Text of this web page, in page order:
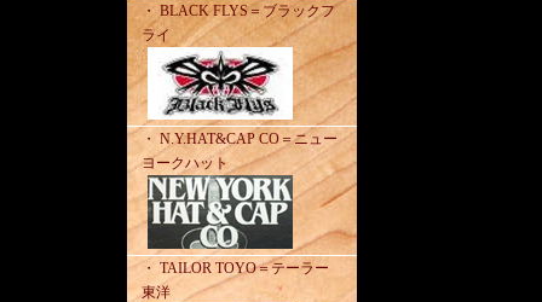
・ BLACK FLYS＝ブラックフ
ライ
・ N.Y.HAT&CAP CO＝ニュー
ヨークハット
・ TAILOR TOYO＝テーラー
東洋